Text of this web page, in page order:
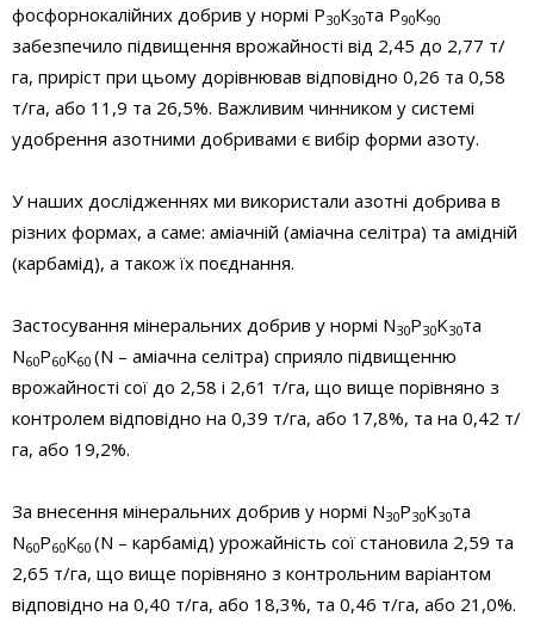
фосфорно­калійних добрив у нормі Р30К30та Р90К90
забезпечило підвищення врожайності від 2,45 до 2,77 т/
га, приріст при цьому дорівнював відповідно 0,26 та 0,58
т/га, або 11,9 та 26,5%. Важливим чинником у системі
удобрення азотними добривами є вибір форми азоту.
У наших дослідженнях ми використали азотні добрива в
різних формах, а саме: аміачній (аміачна селітра) та амідній
(карбамід), а також їх поєднання.
Застосування мінеральних добрив у нормі N30P30K30та
N60Р60К60 (N – аміачна селітра) сприяло підвищенню
врожайності сої до 2,58 і 2,61 т/га, що вище порівняно з
контролем відповідно на 0,39 т/га, або 17,8%, та на 0,42 т/
га, або 19,2%.
За внесення мінеральних добрив у нормі N30P30K30та
N60Р60К60 (N – карбамід) урожайність сої становила 2,59 та
2,65 т/га, що вище порівняно з контрольним варіантом
відповідно на 0,40 т/га, або 18,3%, та 0,46 т/га, або 21,0%.